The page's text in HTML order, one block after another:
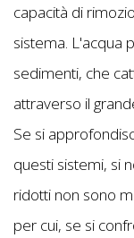
capacità di
sistema. L'acqua
sedimenti, che
attraverso il
Se si
questi sistemi, si
ridotti non sono
per cui, se si